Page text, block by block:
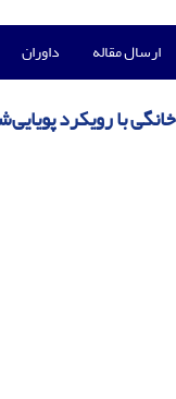
ارسال مقاله داوران
با رویکرد